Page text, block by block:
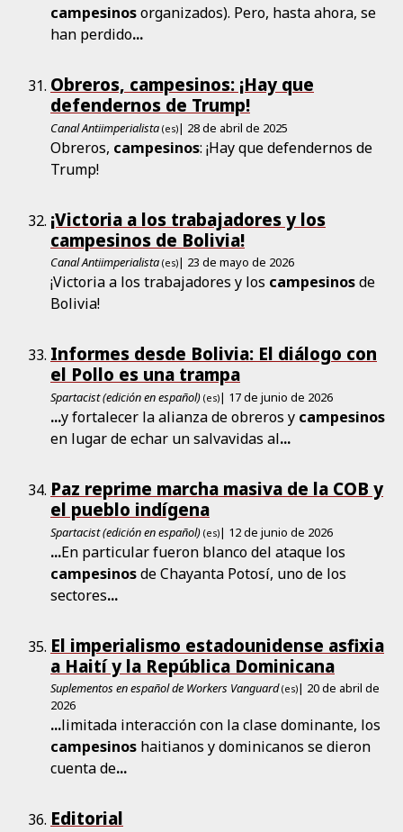
campesinosorganizados). Pero, hasta ahora, se
han perdido...
Obreros, campesinos: ¡Hay que
defendernos de Trump!
Canal Antiimperialista (es)| 28 de abril de 2025
Obreros, campesinos: ¡Hay que defendernos de
Trump!
¡Victoria a los trabajadores y los
campesinos de Bolivia!
Canal Antiimperialista (es)| 23 de mayo de 2026
¡Victoria a los trabajadores y los campesinosde
Bolivia!
Informes desde Bolivia: El diálogo con
el Pollo es una trampa
Spartacist (edición en español) (es)| 17 de junio de 2026
...y fortalecer la alianza de obreros y campesinos
en lugar de echar un salvavidas al...
Paz reprime marcha masiva de la COB y
el pueblo indígena
Spartacist (edición en español) (es)| 12 de junio de 2026
...En particular fueron blanco del ataque los
campesinosde Chayanta Potosí, uno de los
sectores...
El imperialismo estadounidense asfixia
a Haití y la República Dominicana
Suplementos en español de Workers Vanguard (es)| 20 de abril de
2026
...limitada interacción con la clase dominante, los
campesinos haitianos y dominicanos se dieron
cuenta de...
Editorial